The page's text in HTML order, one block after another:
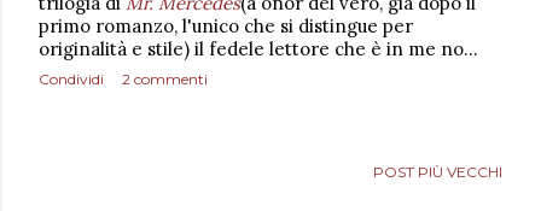
primo romanzo, l'unico che si distingue per
originalità e stile) il fedele lettore che è in me no…
Condividi 2 commenti
POST PIÙ VECCHI